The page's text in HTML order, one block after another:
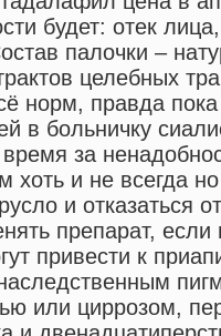
будет: отек
палочки –
целебных
норм, правда
в больничку
за
хоть и не всегда
и отказаться
препарат, если
привести к
или циррозом,